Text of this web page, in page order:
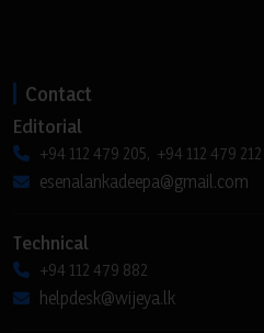
Contact
Editorial
+94 112 479 205, +94 112 479 212
esenalankadeepa@gmail.com
Technical
+94 112 479 882
helpdesk@wijeya.lk